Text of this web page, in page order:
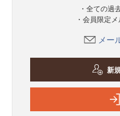
・全ての過
・会員限定
メー
新